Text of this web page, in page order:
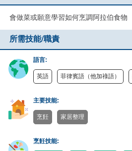
會做菜或願意學習如何烹調阿拉伯食物
所需技能/職責
語言:
英語 菲律賓語（他加祿語）
主要技能:
烹飪 家居整理
烹飪技能: